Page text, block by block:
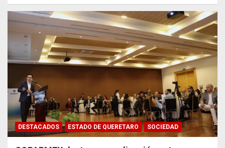
DESTACADOS ESTADO DE QUERETARO SOCIEDAD